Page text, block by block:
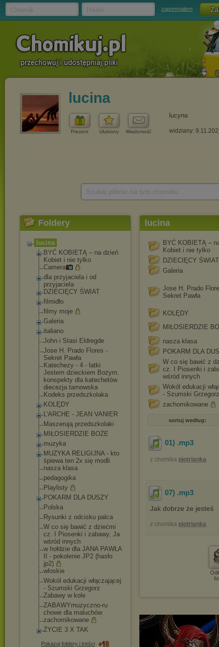
zapomniałem
lucina
Prezent Ulubiony Wiadomość
lucyna
widziany:
Foldery
lucina
BYĆ KOBIETĄ – na dzień
Kobiet i nie tylko
Camera
dla przyjaciela i od
przyjaciela
DZIECIĘCY ŚWIAT
filmidło
filmy moje
Galeria
italiano
John i Stasi Eldregde
Jose H. Prado Flores -
Sekret Pawła
Katechezy - 4 - latki
Jestem dzieckiem Bożym.
konspekty dla katechetów
diecezja tarnowska
Kodeks przedszkolaka
KOLĘDY
L'ARCHE - JEAN VANIER
Maszerują przedszkolaki
MIŁOSIERDZIE BOŻE
muzyka
MUZYKA RELIGIJNA - kto
śpiewa ten 2x się modli
nasza klasa
pedagogika
Playlisty
POKARM DLA DUSZY
Polska
Rysunki z odcisku palca
W co się bawić z dziećmi
cz. I Piosenki i zabawy. Ja
wśród innych
w hołdzie dla JANA PAWŁA
II - pokolenie JP2 (hasło
jp2)
wloskie
Wokól edukacji włączającej
- Szumski Grzegorz
Zabawy w kole
ZABAWYmuzyczno-ru
chowe dla maluchów
zachomikowane
ŻYCIE 3 X TAK
Pokazuj foldery i treści
lucina
BYĆ KOBIETĄ –
Kobiet i nie tylko
DZIECIĘCY ŚWIAT
Galeria
Jose H. Prado
Sekret Pawła
KOLĘDY
MIŁOSIERDZIE
nasza klasa
POKARM DLA
W co się bawić z
cz. I Piosenki i
wśród innych
Wokól edukacji
- Szumski Grzegorz
zachomikowane
sortuj według:
01) .mp3
z chomika piotrianka
07) .mp3
Jak dobrze że jesteś
z chomika piotrianka